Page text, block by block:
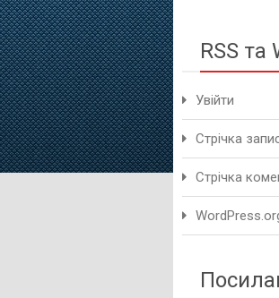
RSS та
Увійти
Стрічка
Стрічка